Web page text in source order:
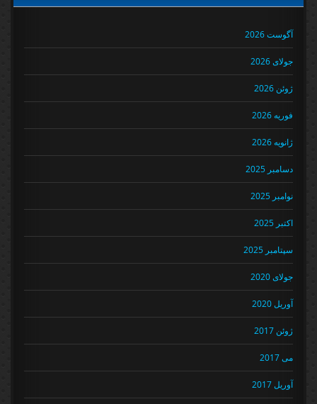
آگوست 2026
جولای 2026
ژوئن 2026
فوریه 2026
ژانویه 2026
دسامبر 2025
نوامبر 2025
اکتبر 2025
سپتامبر 2025
جولای 2020
آوریل 2020
ژوئن 2017
می 2017
آوریل 2017